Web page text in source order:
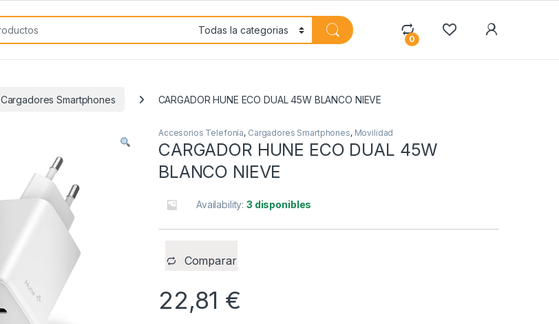
0
Cargadores Smartphones CARGADOR HUNE ECO DUAL 45W BLANCO NIEVE
Accesorios Telefonía, Cargadores Smartphones, Movilidad
CARGADOR HUNE ECO DUAL 45W
BLANCO NIEVE
Availability:3 disponibles
Comparar
22,81 €